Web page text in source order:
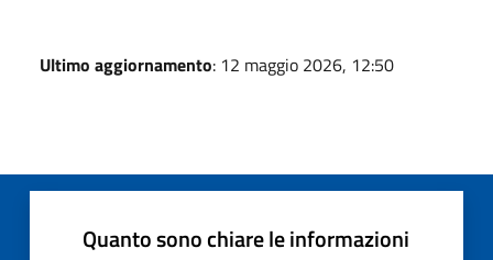
Ultimo aggiornamento: 12 maggio 2026, 12:50
Quanto sono chiare le informazioni